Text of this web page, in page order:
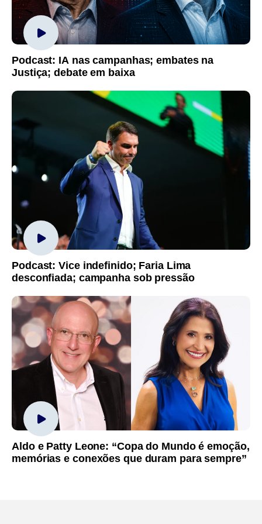
Podcast: IA nas campanhas; embates na
Justiça; debate em baixa
Podcast: Vice indefinido; Faria Lima
desconfiada; campanha sob pressão
Aldo e Patty Leone: “Copa do Mundo é emoção,
memórias e conexões que duram para sempre”